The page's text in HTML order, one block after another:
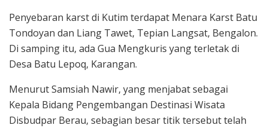
Penyebaran karst di Kutim terdapat Menara Karst Batu
Tondoyan dan Liang Tawet, Tepian Langsat, Bengalon.
Di samping itu, ada Gua Mengkuris yang terletak di
Desa Batu Lepoq, Karangan.
Menurut Samsiah Nawir, yang menjabat sebagai
Kepala Bidang Pengembangan Destinasi Wisata
Disbudpar Berau, sebagian besar titik tersebut telah